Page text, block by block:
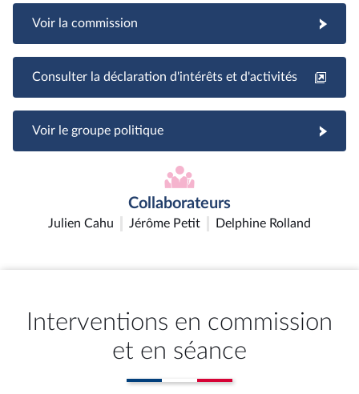
Voir la commission
Consulter la déclaration d'intérêts et d'activités
Voir le groupe politique
Collaborateurs
Julien Cahu Jérôme Petit Delphine Rolland
Interventions en commission
et en séance